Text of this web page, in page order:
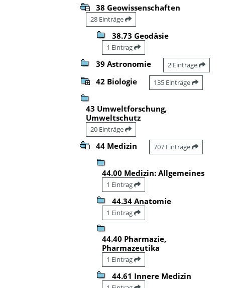
38 Geowissenschaften
28 Einträge
38.73 Geodäsie
1 Eintrag
39 Astronomie 2 Einträge
42 Biologie 135 Einträge
43 Umweltforschung,
Umweltschutz
20 Einträge
44 Medizin 707 Einträge
44.00 Medizin: Allgemeines
1 Eintrag
44.34 Anatomie
1 Eintrag
44.40 Pharmazie,
Pharmazeutika
1 Eintrag
44.61 Innere Medizin